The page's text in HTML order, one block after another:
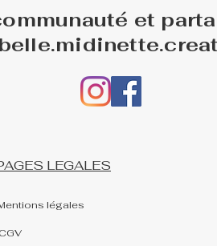
et
LEGALES
légales
CGV